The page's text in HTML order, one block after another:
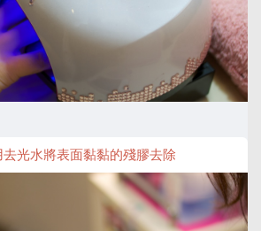
光水將表面黏黏的殘膠去除